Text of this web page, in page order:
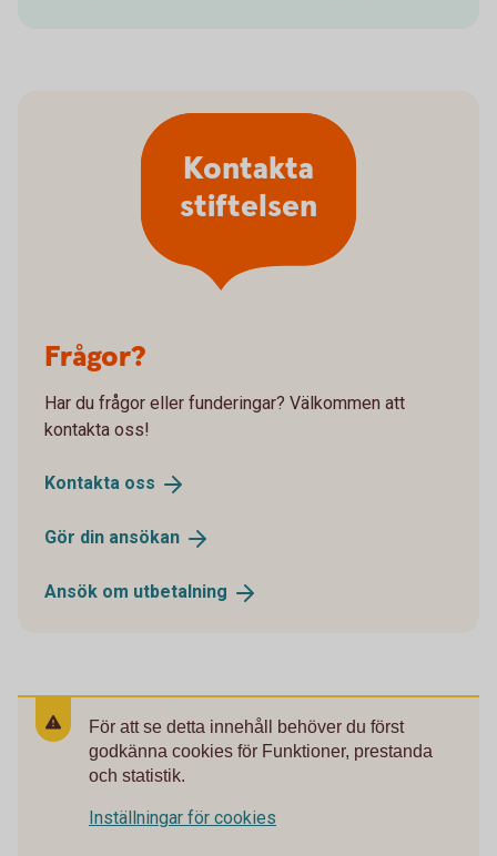
Frågor?
Har du frågor eller funderingar? Välkommen att
kontakta oss!
Kontakta oss
Gör din ansökan
Ansök om utbetalning
Kontakta
stiftelsen
För att se detta innehåll behöver du först
godkänna cookies för Funktioner, prestanda
och statistik.
Inställningar för cookies